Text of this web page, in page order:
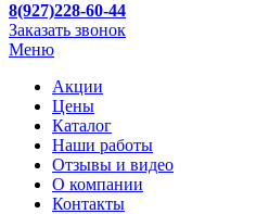
8(927)228-60-44
Заказать звонок
Меню
Акции
Цены
Каталог
Наши работы
Отзывы и видео
О компании
Контакты